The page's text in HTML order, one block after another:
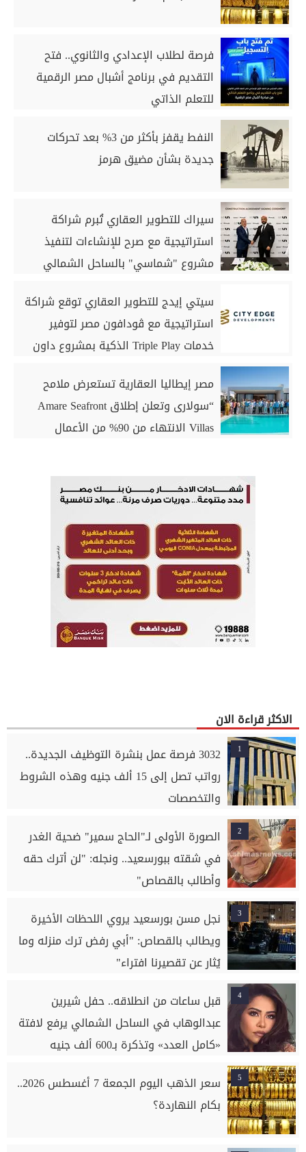
فرصة لطلاب الإعدادي والثانوي.. فتح
التقديم في برنامج أشبال مصر الرقمية
للتعلم الذاتي
النفط يقفز بأكثر من 3% بعد تحركات
جديدة بشأن مضيق هرمز
سيراك للتطوير العقاري تُبرم شراكة
استراتيجية مع صرح للإنشاءات لتنفيذ
مشروع "شماسي" بالساحل الشمالي
سيتي إيدج للتطوير العقاري توقع شراكة
استراتيجية مع ڤودافون مصر لتوفير
خدمات Triple Play الذكية بمشروع داون
مصر إيطاليا العقارية تستعرض ملامح
“سولارى وتعلن إطلاق Amare Seafront
Villas الانتهاء من 90% من الأعمال
الاكثر قراءة الان
1
3032 فرصة عمل بنشرة التوظيف الجديدة..
رواتب تصل إلى 15 ألف جنيه وهذه الشروط
والتخصصات
2
الصورة الأولى لـ"الحاج سمير" ضحية الغدر
في شقته ببورسعيد.. ونجله: "لن أترك حقه
وأطالب بالقصاص"
3
نجل مسن بورسعيد يروي اللحظات الأخيرة
ويطالب بالقصاص: "أبي رفض ترك منزله وما
يُثار عن تقصيرنا افتراء"
4
قبل ساعات من انطلاقه.. حفل شيرين
عبدالوهاب في الساحل الشمالي يرفع لافتة
«كامل العدد» وتذكرة بـ600 ألف جنيه
5
سعر الذهب اليوم الجمعة 7 أغسطس 2026..
بكام النهاردة؟